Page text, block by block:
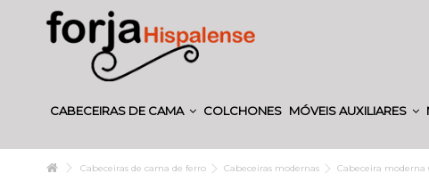
CABECEIRAS DE CAMA COLCHONES MÓVEIS AUXILIARES
Cabeceiras de cama de ferro Cabeceiras modernas Cabeceira moderna